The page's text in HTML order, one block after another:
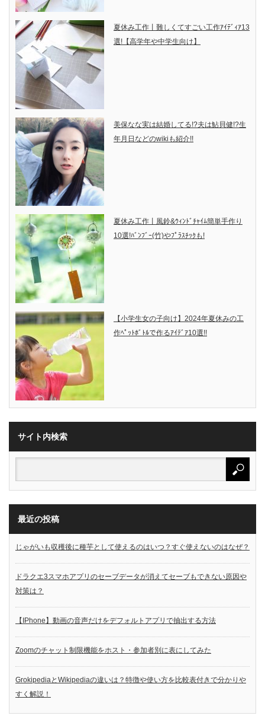
夏休み工作丨難しくてすごい工作ｱｲﾃﾞｨｱ13
選!【高学年や中学生向け】
美保なな実は結婚してる!?夫は鮎貝健!?生
年月日などのwikiも紹介!!
夏休み工作丨風鈴&ｳｨﾝﾄﾞﾁｬｲﾑ簡単手作り
10選!ﾊﾞﾝﾌﾞｰ(竹)やﾌﾟﾗｽﾁｯｸも!
【小学生女の子向け】2024年夏休みの工
作ﾍﾟｯﾄﾎﾞﾄﾙで作るｱｲﾃﾞｱ10選!!
サイト内検索
最近の投稿
じゃがいも収穫後に種芋として使えるのはいつ？すぐ使えないのはなぜ？
ドラクエ3スマホアプリのセーブデータが消えてセーブもできない原因や
対策は？
【IPhone】動画の音声だけをデフォルトアプリで抽出する方法
Zoomのチャット制限機能をホスト・参加者別に表にしてみた
GrokipediaとWikipediaの違いは？特徴や使い方を比較表付きで分かりや
すく解説！